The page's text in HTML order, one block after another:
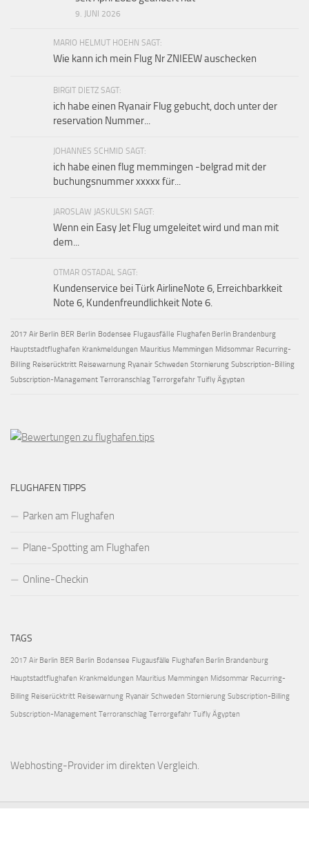
9. JUNI 2026
MARIO HELMUT HOEHN SAGT:
Wie kann ich mein Flug Nr ZNIEEW auschecken
BIRGIT DIETZ SAGT:
ich habe einen Ryanair Flug gebucht, doch unter der
reservation Nummer...
JOHANNES SCHMID SAGT:
ich habe einen flug memmingen -belgrad mit der
buchungsnummer xxxxx für...
JAROSLAW JASKULSKI SAGT:
Wenn ein Easy Jet Flug umgeleitet wird und man mit
dem...
OTMAR OSTADAL SAGT:
Kundenservice bei Türk AirlineNote 6, Erreichbarkkeit
Note 6, Kundenfreundlichkeit Note 6.
2017 Air Berlin BER Berlin Bodensee Flugausfälle Flughafen Berlin Brandenburg
Hauptstadtflughafen Krankmeldungen Mauritius Memmingen Midsommar Recurring-
Billing Reiserücktritt Reisewarnung Ryanair Schweden Stornierung Subscription-Billing
Subscription-Management Terroranschlag Terrorgefahr Tuifly Ägypten
FLUGHAFEN TIPPS
Parken am Flughafen
Plane-Spotting am Flughafen
Online-Checkin
TAGS
2017 Air Berlin BER Berlin Bodensee Flugausfälle Flughafen Berlin Brandenburg
Hauptstadtflughafen Krankmeldungen Mauritius Memmingen Midsommar Recurring-
Billing Reiserücktritt Reisewarnung Ryanair Schweden Stornierung Subscription-Billing
Subscription-Management Terroranschlag Terrorgefahr Tuifly Ägypten
Webhosting-Provider im direkten Vergleich.